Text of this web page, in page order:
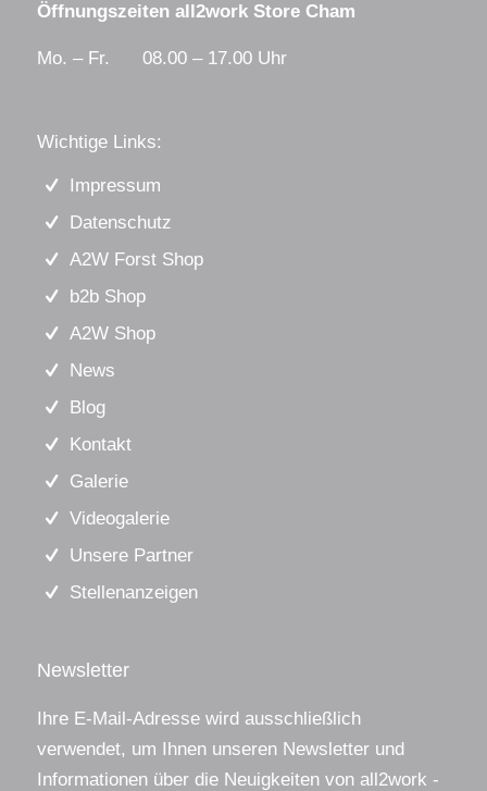
Öffnungszeiten all2work Store Cham
Mo. – Fr. 08.00 – 17.00 Uhr
Wichtige Links:
Impressum
Datenschutz
A2W Forst Shop
b2b Shop
A2W Shop
News
Blog
Kontakt
Galerie
Videogalerie
Unsere Partner
Stellenanzeigen
Newsletter
Ihre E-Mail-Adresse wird ausschließlich
verwendet, um Ihnen unseren Newsletter und
Informationen über die Neuigkeiten von all2work -